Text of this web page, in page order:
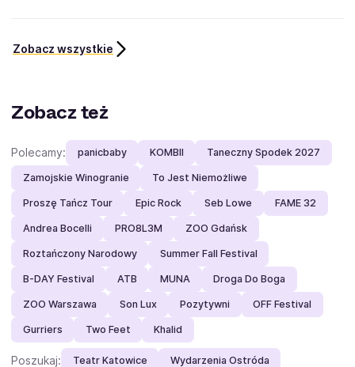
Zobacz wszystkie
Zobacz też
Polecamy: panicbaby KOMBII Taneczny Spodek 2027
Zamojskie Winogranie To Jest Niemożliwe
Proszę Tańcz Tour Epic Rock Seb Lowe FAME 32
Andrea Bocelli PRO8L3M ZOO Gdańsk
Roztańczony Narodowy Summer Fall Festival
B-DAY Festival ATB MUNA Droga Do Boga
ZOO Warszawa Son Lux Pozytywni OFF Festival
Gurriers Two Feet Khalid
Poszukaj: Teatr Katowice Wydarzenia Ostróda